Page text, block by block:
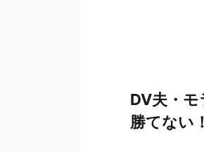
DV夫・
勝てない！